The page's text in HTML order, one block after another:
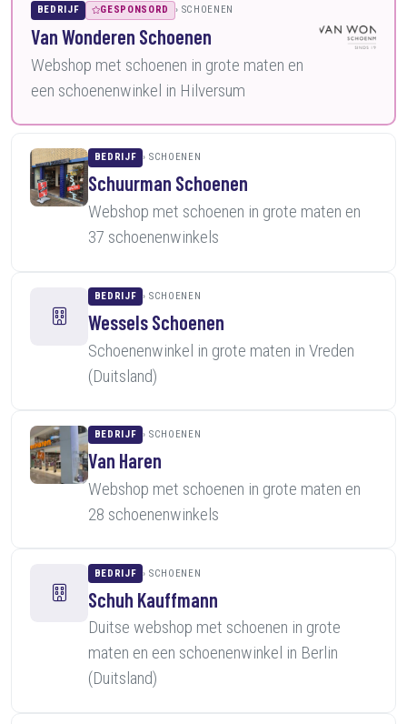
BEDRIJF GESPONSORD SCHOENEN
Van Wonderen Schoenen
Webshop met schoenen in grote maten en
een schoenenwinkel in Hilversum
BEDRIJF SCHOENEN
Schuurman Schoenen
Webshop met schoenen in grote maten en
37 schoenenwinkels
BEDRIJF SCHOENEN
Wessels Schoenen
Schoenenwinkel in grote maten in Vreden
(Duitsland)
BEDRIJF SCHOENEN
Van Haren
Webshop met schoenen in grote maten en
28 schoenenwinkels
BEDRIJF SCHOENEN
Schuh Kauffmann
Duitse webshop met schoenen in grote
maten en een schoenenwinkel in Berlin
(Duitsland)